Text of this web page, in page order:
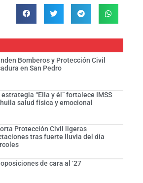
Bomberos y Protección Civil
en San Pedro
estrategia “Ella y él” fortalece IMSS
salud física y emocional
Protección Civil ligeras
tras fuerte lluvia del día
de cara al ‘27